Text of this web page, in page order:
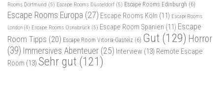
Rooms Dortmund (5) Escape Rooms Düsseldorf (5) Escape Rooms Edinburgh (6)
Escape Rooms Europa (27) Escape Rooms Köln (11) Escape Rooms
London (4) Escape Rooms Osnabrück (5) Escape Room Spanien (11) Escape
Room Tipps (20) Escape Room Vitoria-Gasteiz (6) Gut (129) Horror
(39) Immersives Abenteuer (25) Interview (13) Remote Escape
Room (13) Sehr gut (121)